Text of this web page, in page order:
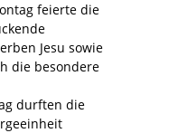
feierte die
Jesu sowie
die besondere
durften die